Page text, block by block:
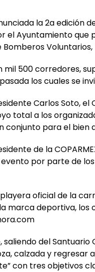
la 2a edición
el Ayuntamiento que
mil 500 corredores,
los cuales se
Carlos Soto, el
total a los
para el bien
de la
por parte de
oficial de la
marca deportiva, los
del
calzada y
con tres objetivos